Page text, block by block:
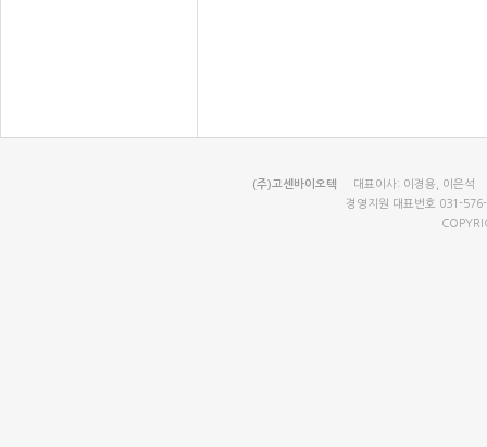
(주)고센바이오텍 대표이사: 이경용, 이은석
경영지원 대표번호 031-